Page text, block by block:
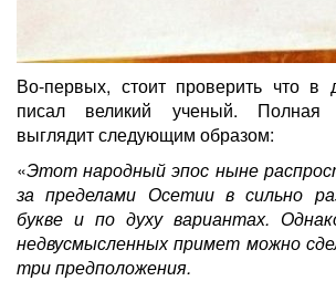
Во-первых, стоит проверить что в
писал великий ученый. Полная
выглядит следующим образом:
«Этот народный эпос ныне
за пределами Осетии в сильно
букве и по духу вариантах.
недвусмысленных примет можно
три предположения.